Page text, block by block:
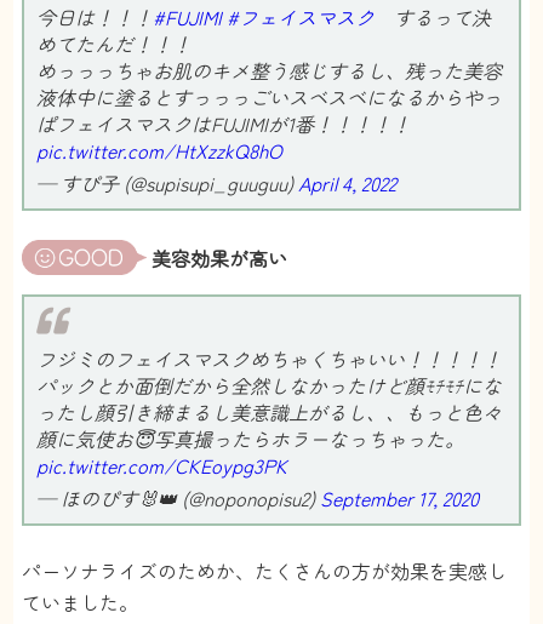
今日は！！！ #FUJIMI #フェイスマスク するって決
めてたんだ！！！
めっっっちゃお肌のキメ整う感じするし、残った美容
液体中に塗るとすっっっごいスベスベになるからやっ
ぱフェイスマスクはFUJIMIが1番！！！！！
pic.twitter.com/HtXzzkQ8hO
— すぴ子 (@supisupi_guuguu)April 4, 2022
美容効果が高い
フジミのフェイスマスクめちゃくちゃいい！！！！！
パックとか面倒だから全然しなかったけど顔ﾓﾁﾓﾁにな
ったし顔引き締まるし美意識上がるし、、もっと色々
顔に気使お😇写真撮ったらホラーなっちゃった。
pic.twitter.com/CKEoypg3PK
— ほのぴす🐰👑 (@noponopisu2)September 17, 2020
パーソナライズのためか、たくさんの方が効果を実感し
ていました。